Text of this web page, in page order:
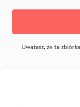
Uważasz, że ta